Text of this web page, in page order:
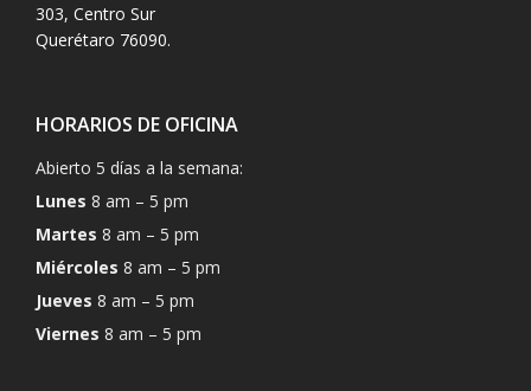
303, Centro Sur
Querétaro 76090.
HORARIOS DE OFICINA
Abierto 5 días a la semana:
Lunes 8 am – 5 pm
Martes 8 am – 5 pm
Miércoles 8 am – 5 pm
Jueves 8 am – 5 pm
Viernes 8 am – 5 pm